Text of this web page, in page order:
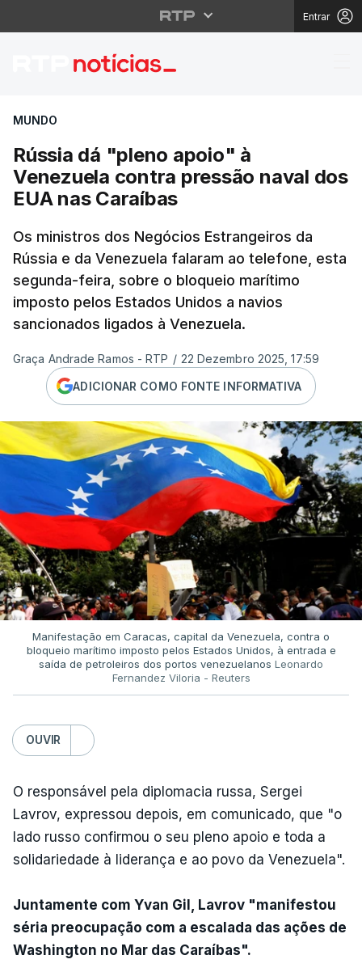
Entrar
Rússia dá "pleno
MUNDO
Rússia dá "pleno apoio" à
Venezuela contra pressão naval dos
EUA nas Caraíbas
Os ministros dos Negócios Estrangeiros da
Rússia e da Venezuela falaram ao telefone, esta
segunda-feira, sobre o bloqueio marítimo
imposto pelos Estados Unidos a navios
sancionados ligados à Venezuela.
Graça Andrade Ramos - RTP / 22 Dezembro 2025, 17:59
ADICIONAR COMO FONTE INFORMATIVA
Manifestação em Caracas, capital da Venezuela, contra o
bloqueio marítimo imposto pelos Estados Unidos, à entrada e
saída de petroleiros dos portos venezuelanos Leonardo
Fernandez Viloria - Reuters
OUVIR
O responsável pela diplomacia russa, Sergei
Lavrov, expressou depois, em comunicado, que "o
lado russo confirmou o seu pleno apoio e toda a
solidariedade à liderança e ao povo da Venezuela".
Juntamente com Yvan Gil, Lavrov "manifestou
séria preocupação com a escalada das ações de
Washington no Mar das Caraíbas".